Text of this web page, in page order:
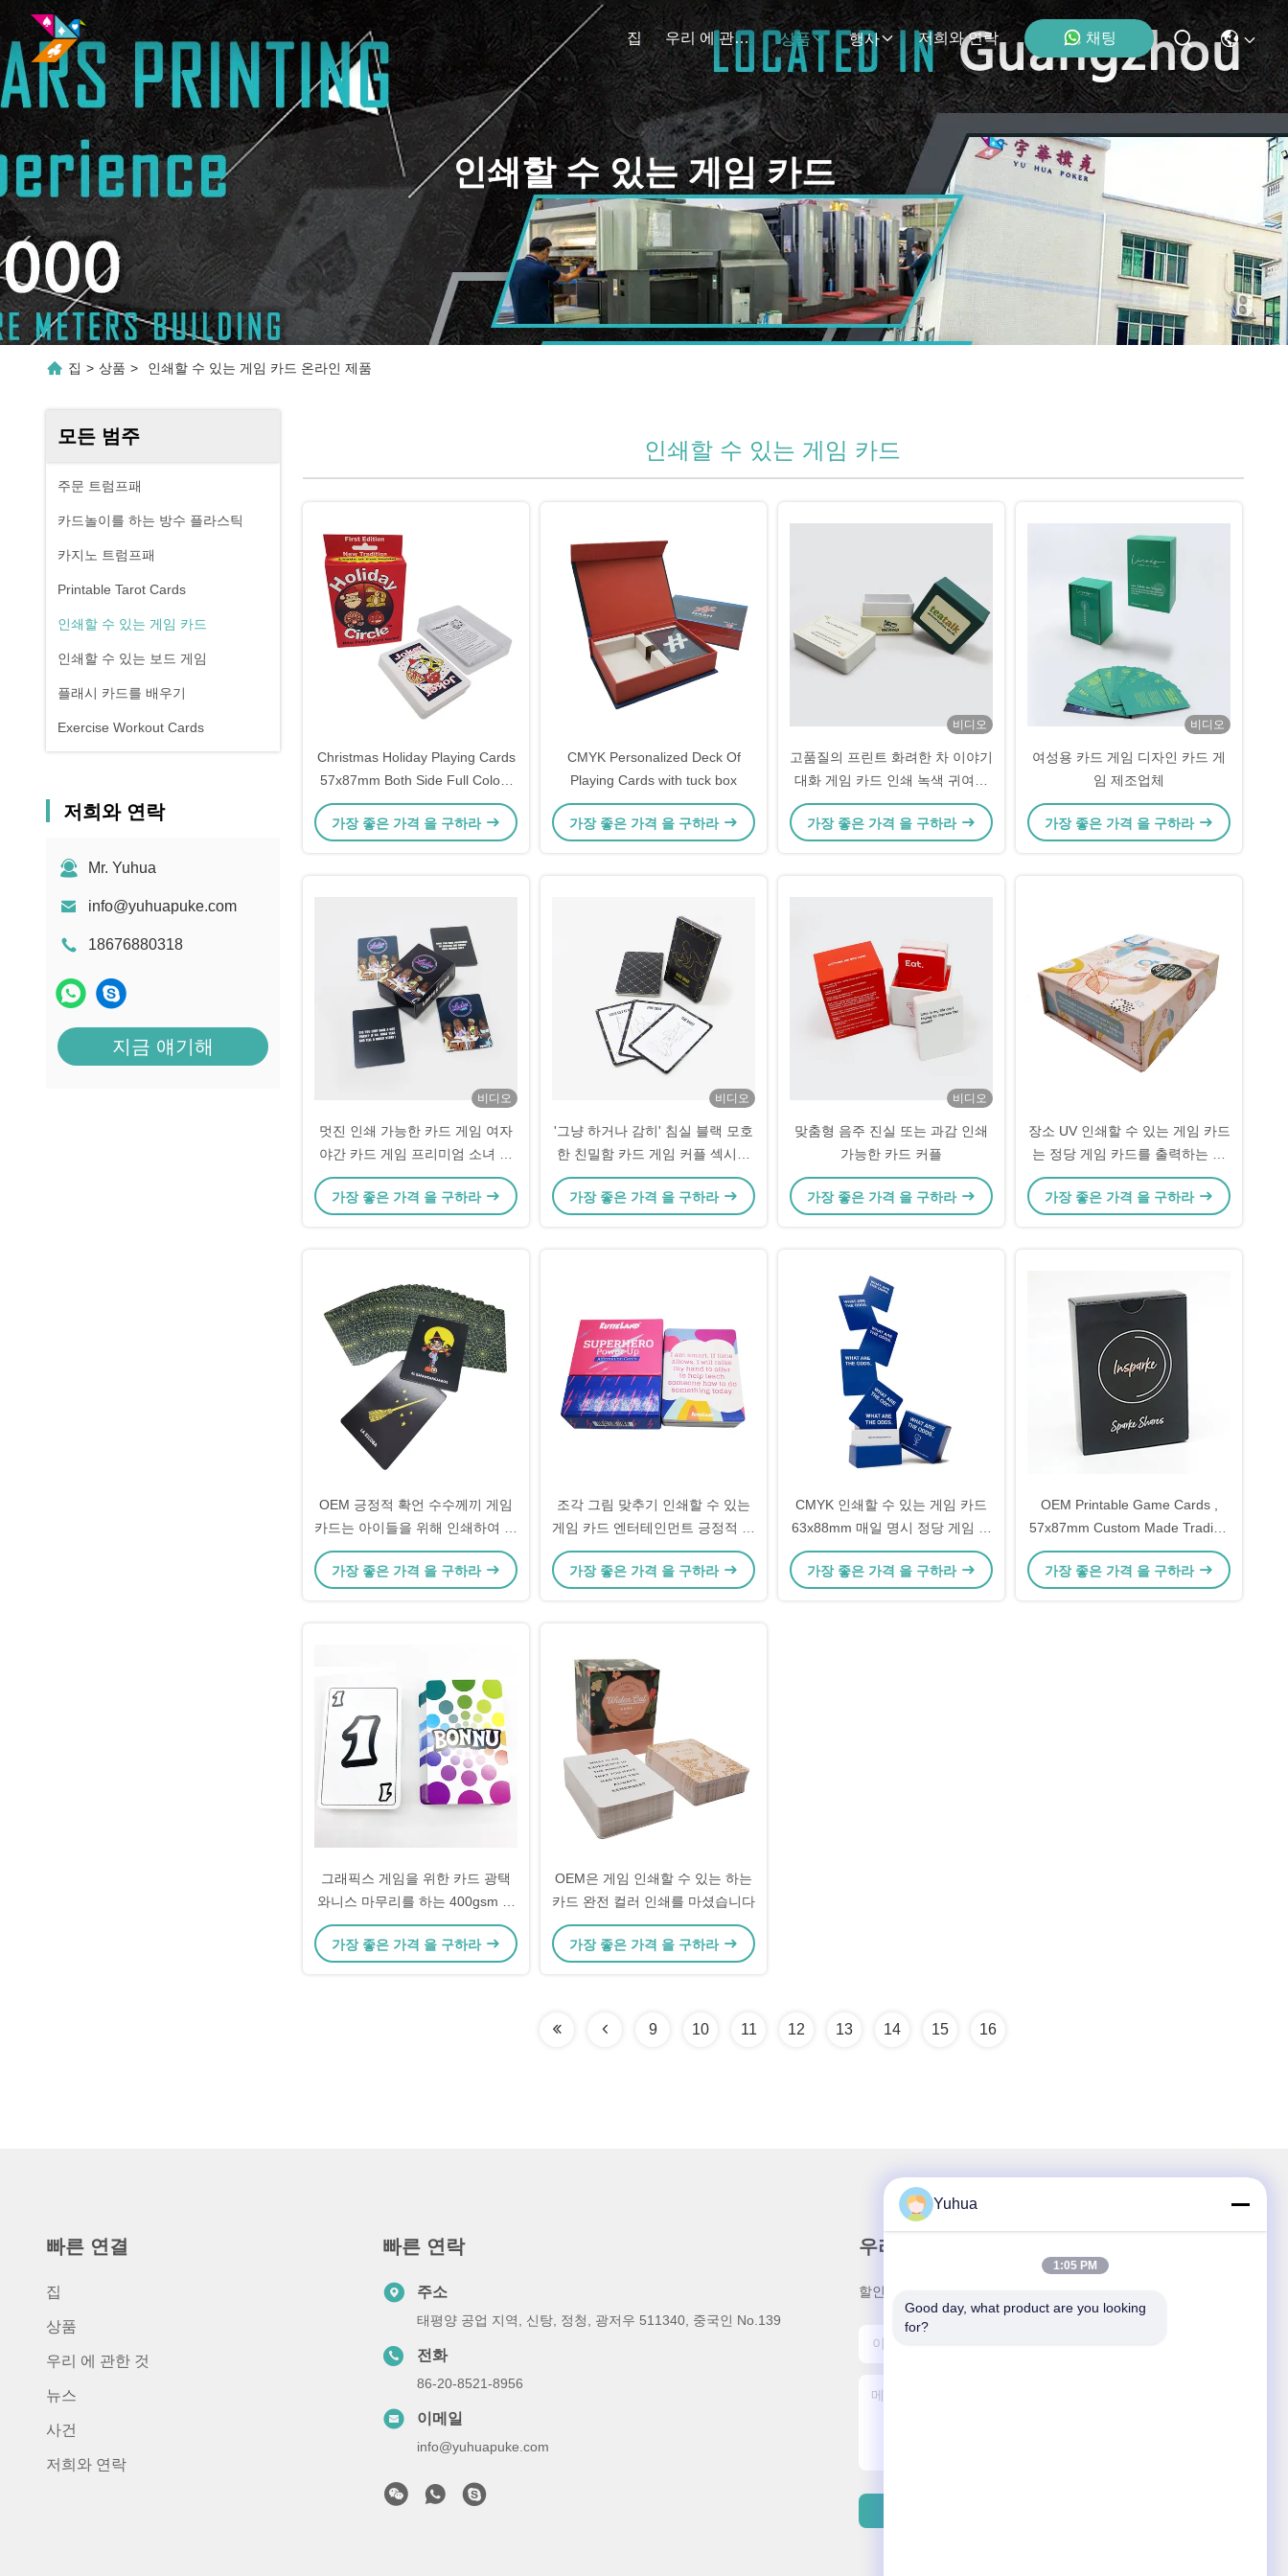
집 우리 에 관한 것 상품 행사 저희와 연락 채팅
인쇄할 수 있는 게임 카드
집 > 상품 > 인쇄할 수 있는 게임 카드 온라인 제품
모든 범주
주문 트럼프패
카드놀이를 하는 방수 플라스틱
카지노 트럼프패
Printable Tarot Cards
인쇄할 수 있는 게임 카드
인쇄할 수 있는 보드 게임
플래시 카드를 배우기
Exercise Workout Cards
저희와 연락
Mr. Yuhua
info@yuhuapuke.com
18676880318
지금 얘기해
인쇄할 수 있는 게임 카드
Christmas Holiday Playing Cards
57x87mm Both Side Full Colors
Printed
가장 좋은 가격 을 구하라
CMYK Personalized Deck Of
Playing Cards with tuck box
가장 좋은 가격 을 구하라
비디오
고품질의 프린트 화려한 차 이야기
대화 게임 카드 인쇄 녹색 귀여운
소녀 대화 카드 게임
가장 좋은 가격 을 구하라
비디오
여성용 카드 게임 디자인 카드 게
임 제조업체
가장 좋은 가격 을 구하라
비디오
멋진 인쇄 가능한 카드 게임 여자
야간 카드 게임 프리미엄 소녀 밤
분홍색 카드 게임
가장 좋은 가격 을 구하라
비디오
'그냥 하거나 감히' 침실 블랙 모호
한 친밀함 카드 게임 커플 섹시한
성인 카드 게임
가장 좋은 가격 을 구하라
비디오
맞춤형 음주 진실 또는 과감 인쇄
가능한 카드 커플
가장 좋은 가격 을 구하라
장소 UV 인쇄할 수 있는 게임 카드
는 정당 게임 카드를 출력하는 것
오프셋시켰습니다
가장 좋은 가격 을 구하라
OEM 긍정적 확언 수수께끼 게임
카드는 아이들을 위해 인쇄하여 맞
추어줍니다
가장 좋은 가격 을 구하라
조각 그림 맞추기 인쇄할 수 있는
게임 카드 엔터테인먼트 긍정적 확
언
가장 좋은 가격 을 구하라
CMYK 인쇄할 수 있는 게임 카드
63x88mm 매일 명시 정당 게임 카
드
가장 좋은 가격 을 구하라
OEM Printable Game Cards ,
57x87mm Custom Made Trading
Cards
가장 좋은 가격 을 구하라
그래픽스 게임을 위한 카드 광택
와니스 마무리를 하는 400gsm 종
이
가장 좋은 가격 을 구하라
OEM은 게임 인쇄할 수 있는 하는
카드 완전 컬러 인쇄를 마셨습니다
가장 좋은 가격 을 구하라
9 10 11 12 13 14 15 16
빠른 연결
집
상품
우리 에 관한 것
뉴스
사건
저희와 연락
빠른 연락
주소
태평양 공업 지역, 신탕, 정청, 광저우 511340, 중국인 No.139
전화
86-20-8521-8956
이메일
info@yuhuapuke.com
우리 뉴스레터
할인 및 더 많은 정보를 얻기 위해 뉴스레터에 가입하십시오.
Yuhua
1:05 PM
Good day, what product are you looking
for?